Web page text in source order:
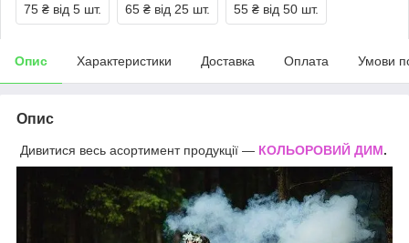
75 ₴ від 5 шт. 65 ₴ від 25 шт. 55 ₴ від 50 шт.
Опис Характеристики Доставка Оплата Умови
Опис
Дивитися весь асортимент продукції — КОЛЬОРОВИЙ ДИМ.